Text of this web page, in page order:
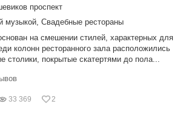
проспект
музыкой, Свадебные рестораны
на смешении стилей, характерных для
колонн ресторанного зала расположились
столики, покрытые скатертями до пола...
33 369 2